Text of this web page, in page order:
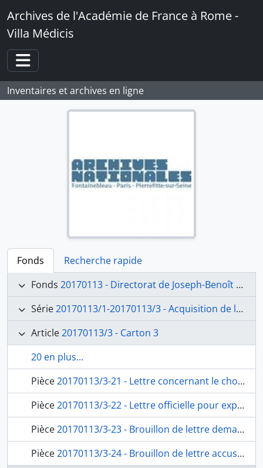
Skip to main content
Archives de l'Académie de France à Rome -
Villa Médicis
Toggle navigation
Inventaires et archives en ligne
Fonds
Recherche rapide
Fonds 20170113 - Directorat de Joseph-Benoît Suvée (1792-1807)
Série20170113/1-20170113/3 - Acquisition de la Villa Médicis, gestion des terrains, administration, restauration du palais Mancini
Article20170113/3 - Carton 3
20 en plus...
Pièce20170113/3-21 - Lettre concernant le choix du frère de Grandjean au lieu du citoyen Alix pour l’emploi administratif à l’Académie, de Joseph-Benoît Suvée au ministre de l'Intérieur, fol. 32
Pièce20170113/3-22 - Lettre officielle pour exprimer les sentiments de reconnaissance, de patriotisme et de respect, de Joseph-Benoît Suvée au ministre de l'Intérieur, fol. 33 à 33bis
Pièce20170113/3-23 - Brouillon de lettre demandant la dispense de service militaire au peintre Jean Fulchran Harriet, de Joseph-Benoît Suvée, fol. 34
Pièce20170113/3-24 - Brouillon de lettre accusant la bonne réception d’une ampliation du Rapport du 30 juillet 1798 sur la réorganisation de l’École des arts à Rome, de Joseph-Benoît Suvée au ministre de l’Intérieur, fol. 35